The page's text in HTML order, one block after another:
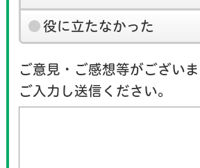
役に立たなかった
ご意見・ご感想等がござい
ご入力し送信ください。